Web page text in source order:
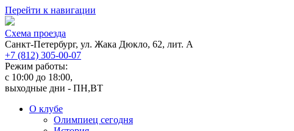
Перейти к навигации
Cхема проезда
Санкт-Петербург, ул. Жака Дюкло, 62, лит. А
+7 (812) 305-00-07
Режим работы:
c 10:00 до 18:00,
выходные дни - ПН,ВТ
О клубе
Олимпиец сегодня